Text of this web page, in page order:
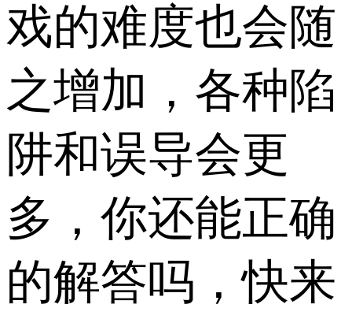
戏的难度也会随
之增加，各种陷
阱和误导会更
多，你还能正确
的解答吗，快来